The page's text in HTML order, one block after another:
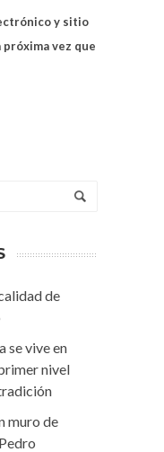
y sitio
vez que
de
se vive en
nivel
muro de